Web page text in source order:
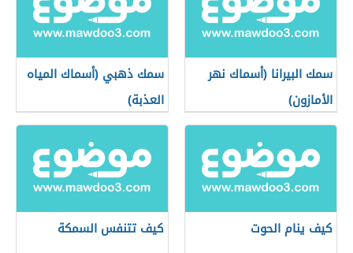
سمك البيرانا (أسماك نهر
الأمازون)
سمك ذهبي (أسماك المياه
العذبة)
كيف ينام الحوت كيف تتنفس السمكة